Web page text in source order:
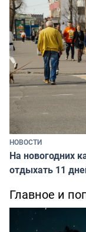
НОВОСТИ
На новогодних
отдыхать 11
Главное и